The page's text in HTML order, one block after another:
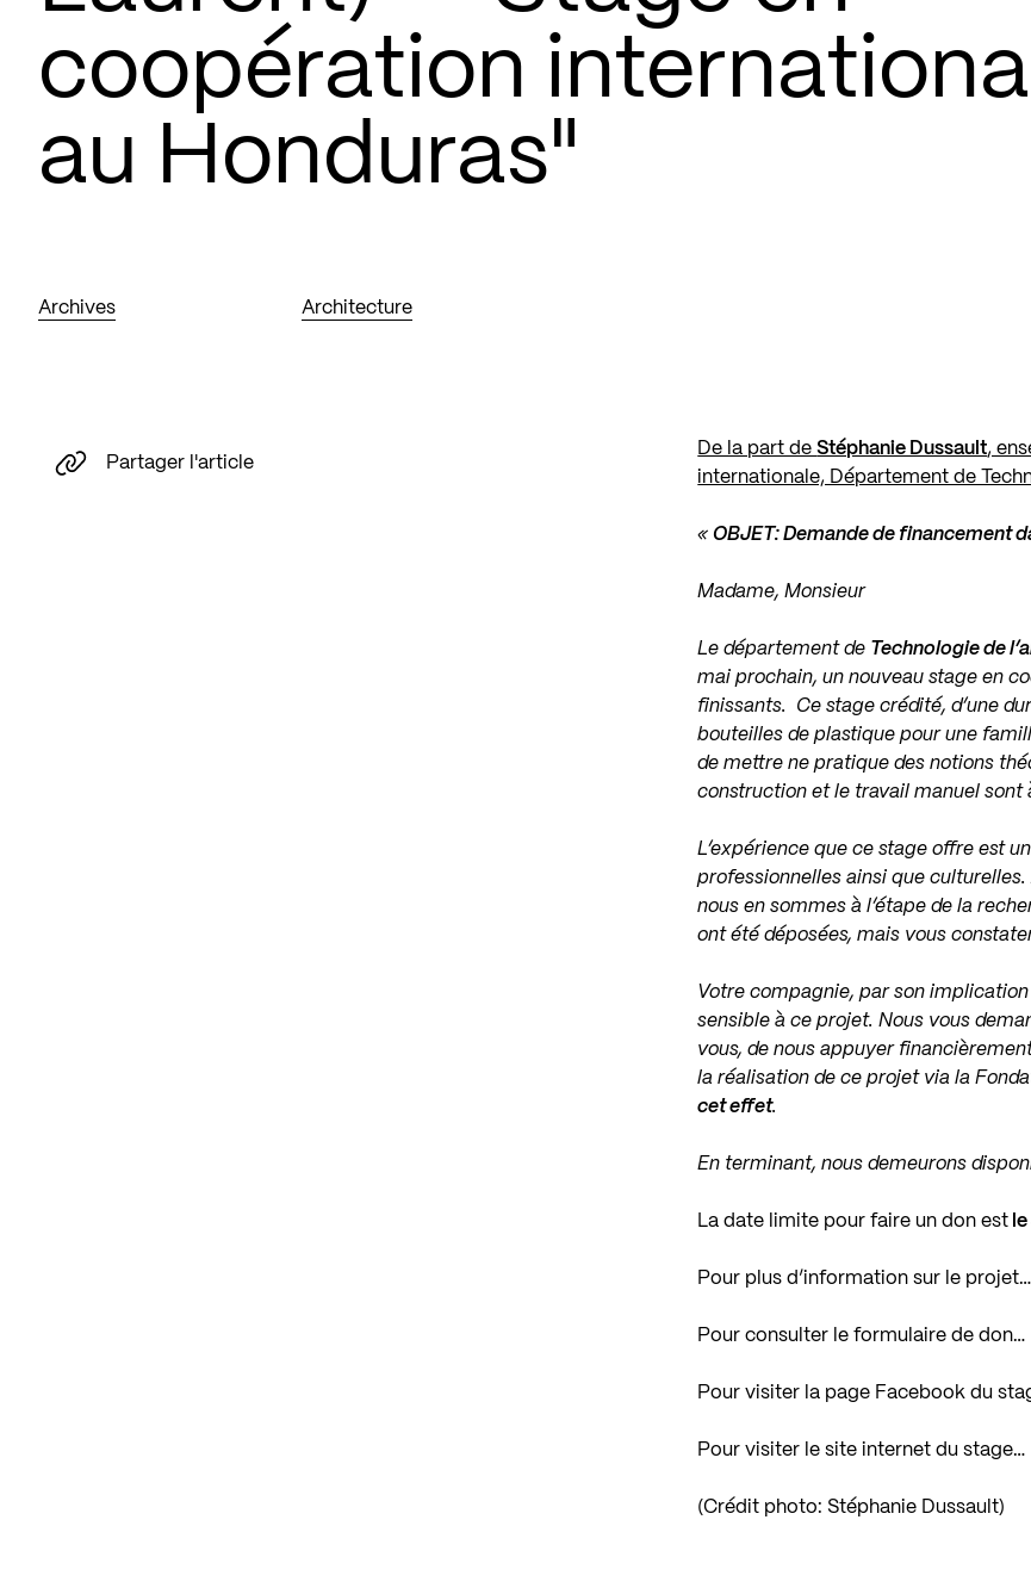
coopération
au Honduras"
Archives Architecture
De la part deStéphanie Dussault,
internationale, Département de
«OBJET: Demande de financement
Madame, Monsieur
Le département de Technologie de
mai prochain, un nouveau stage en
finissants. Ce stage crédité, d’une
bouteilles de plastique pour une
de mettre ne pratique des notions
construction et le travail manuel sont
L’expérience que ce stage offre est
professionnelles ainsi que culturelles.
nous en sommes à l’étape de la
ont été déposées, mais vous
Votre compagnie, par son
sensible à ce projet. Nous vous
vous, de nous appuyer
la réalisation de ce projet via la
cet effet.
En terminant, nous demeurons
La date limite pour faire un don est
Pour plus d’information sur le projet…
Pour consulter le formulaire de don…
Pour visiter la page Facebook du
Pour visiter le site internet du stage…
(Crédit photo: Stéphanie Dussault)
Partager l'article